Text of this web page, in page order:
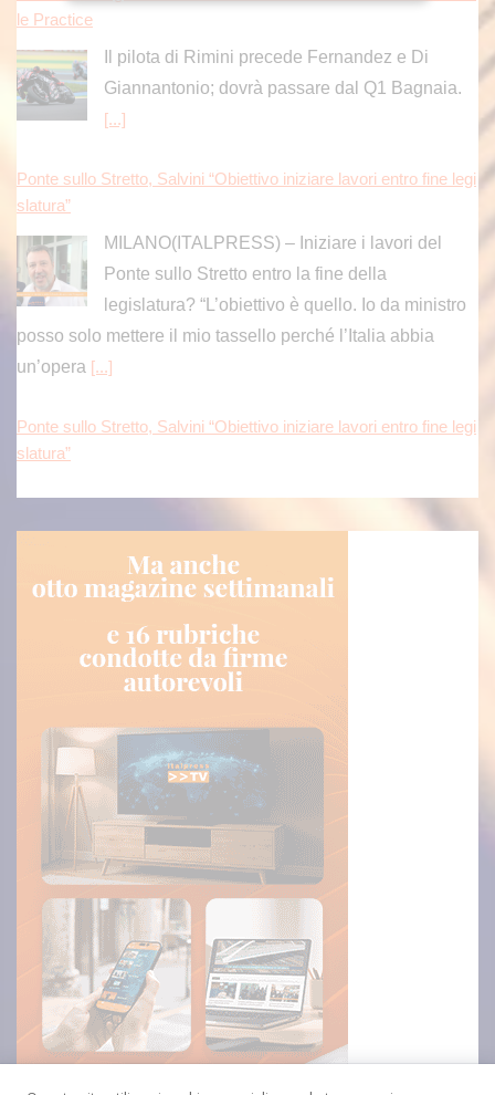
le Practice
Il pilota di Rimini precede Fernandez e Di
Giannantonio; dovrà passare dal Q1 Bagnaia.
[...]
Ponte sullo Stretto, Salvini “Obiettivo iniziare lavori entro fine legi
slatura”
MILANO(ITALPRESS) – Iniziare i lavori del
Ponte sullo Stretto entro la fine della
legislatura? “L’obiettivo è quello. Io da ministro
posso solo mettere il mio tassello perché l’Italia abbia
un’opera [...]
Ponte sullo Stretto, Salvini “Obiettivo iniziare lavori entro fine legi
slatura”